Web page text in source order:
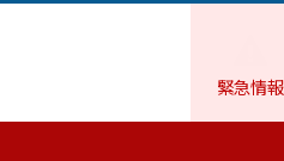
緊急情報